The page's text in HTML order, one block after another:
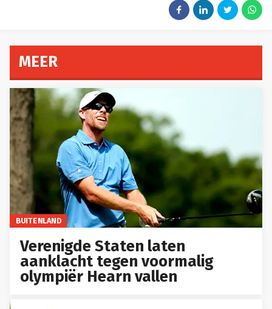
MEER
BUITENLAND
Verenigde Staten laten
aanklacht tegen voormalig
olympiër Hearn vallen